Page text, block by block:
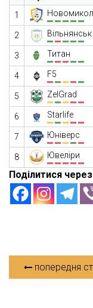
1
2 Вільнянськ
3 Титан
4 F5
5 ZelGrad
6 Starlife
7 Юніверс
8 Ювеліри
Поділитися
попередня